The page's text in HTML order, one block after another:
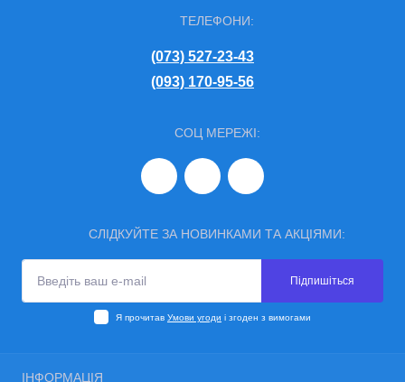
ТЕЛЕФОНИ:
(073) 527-23-43
(093) 170-95-56
СОЦ МЕРЕЖІ:
СЛІДКУЙТЕ ЗА НОВИНКАМИ ТА АКЦІЯМИ:
Підпишіться
Я прочитав Умови угоди і згоден з вимогами
ІНФОРМАЦІЯ